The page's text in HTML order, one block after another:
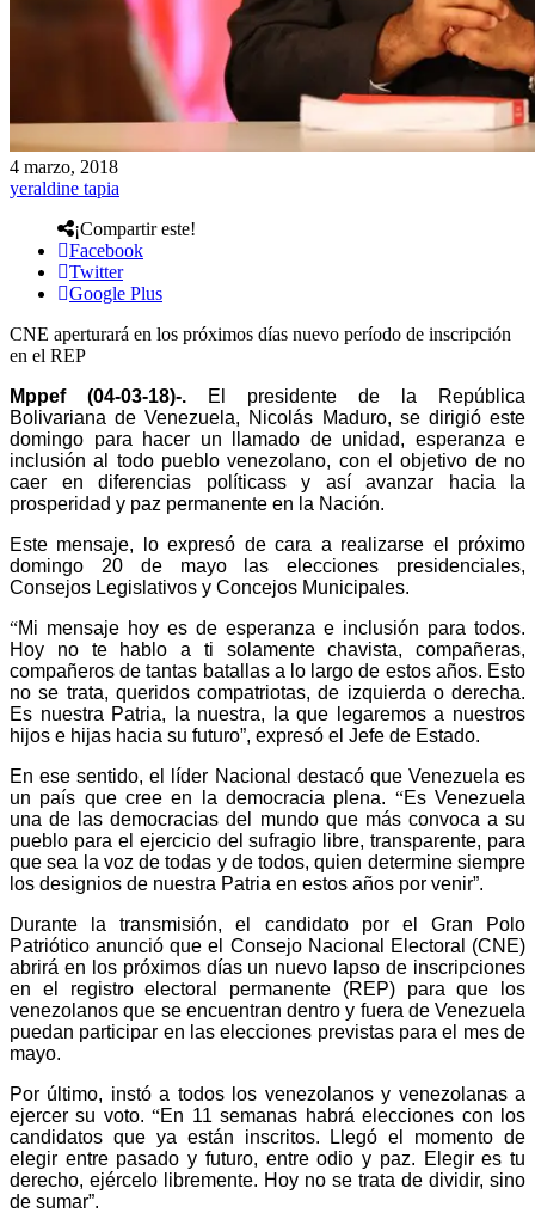
4 marzo, 2018
yeraldine tapia
¡Compartir este!
Facebook
Twitter
Google Plus
CNE aperturará en los próximos días nuevo período de inscripción
en el REP
Mppef (04-03-18)-.
El presidente de la República
Bolivariana de Venezuela, Nicolás Maduro, se dirigió este
domingo para hacer un llamado de unidad, esperanza e
inclusión al todo pueblo venezolano, con el objetivo de no
caer en diferencias políticass y así avanzar hacia la
prosperidad y paz permanente en la Nación.
Este mensaje, lo expresó de cara a realizarse el próximo
domingo 20 de mayo las elecciones presidenciales,
Consejos Legislativos y Concejos Municipales.
“Mi mensaje hoy es de esperanza e inclusión para todos.
Hoy no te hablo a ti solamente chavista, compañeras,
compañeros de tantas batallas a lo largo de estos años. Esto
no se trata, queridos compatriotas, de izquierda o derecha.
Es nuestra Patria, la nuestra, la que legaremos a nuestros
hijos e hijas hacia su futuro”, expresó el Jefe de Estado.
En ese sentido, el líder Nacional destacó que Venezuela es
un país que cree en la democracia plena. “Es Venezuela
una de las democracias del mundo que más convoca a su
pueblo para el ejercicio del sufragio libre, transparente, para
que sea la voz de todas y de todos, quien determine siempre
los designios de nuestra Patria en estos años por venir”.
Durante la transmisión, el candidato por el Gran Polo
Patriótico anunció que el Consejo Nacional Electoral (CNE)
abrirá en los próximos días un nuevo lapso de inscripciones
en el registro electoral permanente (REP) para que los
venezolanos que se encuentran dentro y fuera de Venezuela
puedan participar en las elecciones previstas para el mes de
mayo.
Por último, instó a todos los venezolanos y venezolanas a
ejercer su voto.“En 11 semanas habrá elecciones con los
candidatos que ya están inscritos. Llegó el momento de
elegir entre pasado y futuro, entre odio y paz. Elegir es tu
derecho, ejércelo libremente. Hoy no se trata de dividir, sino
de sumar”.